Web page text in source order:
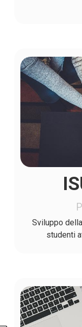
Sviluppo
studenti